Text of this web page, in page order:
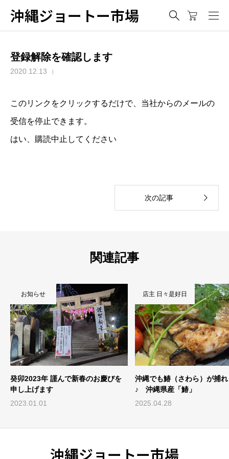
沖縄ジョートー市場
登録解除を確認します
2020.12.13
このリンクをクリックするだけで、当社からのメールの
受信を停止できます。
はい、購読中止してください
関連記事
癸卯2023年 謹んで新春のお慶びを
申し上げます
2023.01.01
お知らせ
沖縄でも鰆（さわら）が捕
♪ 沖縄県産「鰆」
2025.04.28
店主 日々是好日
沖縄ジョートー市場